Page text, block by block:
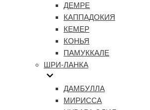
ДЕМРЕ
КАППАДОКИЯ
КЕМЕР
КОНЬЯ
ПАМУККАЛЕ
ШРИ-ЛАНКА
ДАМБУЛЛА
МИРИССА